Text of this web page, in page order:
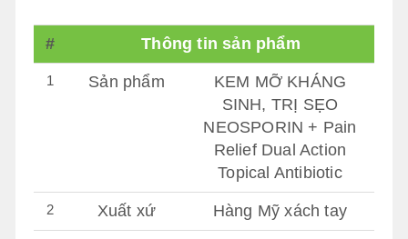
# Thông tin sản phẩm
1 Sản phẩm
KEM MỠ KHÁNG
SINH, TRỊ SẸO
NEOSPORIN + Pain
Relief Dual Action
Topical Antibiotic
2 Xuất xứ Hàng Mỹ xách tay